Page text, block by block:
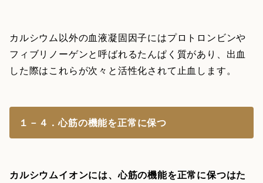
カルシウム以外の血液凝固因子にはプロトロンビンや
フィブリノーゲンと呼ばれるたんぱく質があり、出血
した際はこれらが次々と活性化されて止血します。
１－４．心筋の機能を正常に保つ
カルシウムイオンには、心筋の機能を正常に保つはた